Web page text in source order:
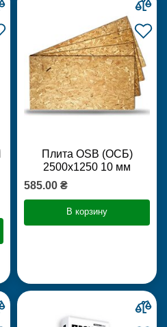
Плита OSB (ОСБ)
2500х1250 10 мм
585.00 ₴
В корзину